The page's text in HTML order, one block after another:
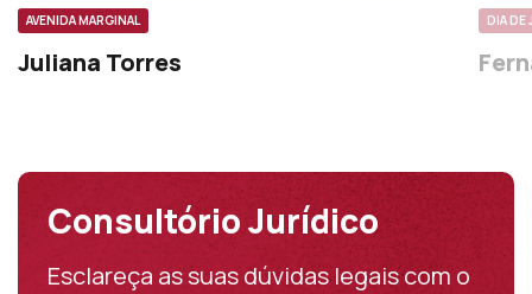
AVENIDA MARGINAL
Juliana Torres
DIA DE
Consultório Jurídico
Esclareça as suas dúvidas legais com o